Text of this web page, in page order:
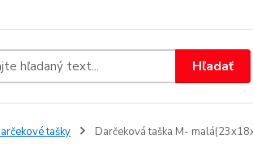
Hľadať
tašky Darčeková taška M-